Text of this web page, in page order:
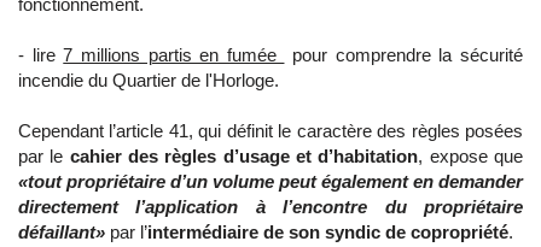
​- lire7 millions partis en fumée
pour comprendre la sécurité
incendie du Quartier de l'Horloge.
Cependant l’article 41, qui définit le caractère des règles posées
par le cahier des règles d’usage et d’habitation, expose que
«tout propriétaire d’un volume peut également en demander
directement l’application à l’encontre du propriétaire
défaillant» par l’intermédiaire de son syndic de copropriété.